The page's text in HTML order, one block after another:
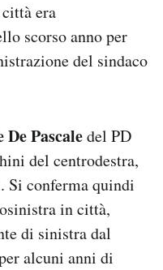
era
scorso anno per
del sindaco
Pascaledel PD
del centrodestra,
Si conferma quindi
in città,
di sinistra dal
alcuni anni di